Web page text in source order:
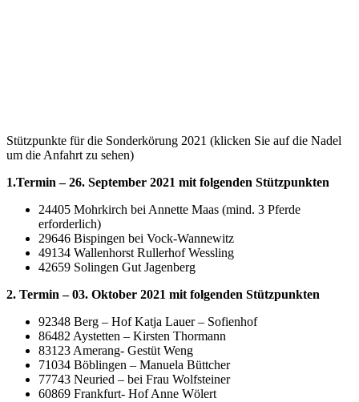
Stützpunkte für die Sonderkörung 2021 (klicken Sie auf die Nadel
um die Anfahrt zu sehen)
1.Termin – 26. September 2021 mit folgenden Stützpunkten
24405 Mohrkirch bei Annette Maas (mind. 3 Pferde
erforderlich)
29646 Bispingen bei Vock-Wannewitz
49134 Wallenhorst Rullerhof Wessling
42659 Solingen Gut Jagenberg
2. Termin – 03. Oktober 2021 mit folgenden Stützpunkten
92348 Berg – Hof Katja Lauer – Sofienhof
86482 Aystetten – Kirsten Thormann
83123 Amerang- Gestüt Weng
71034 Böblingen – Manuela Büttcher
77743 Neuried – bei Frau Wolfsteiner
60869 Frankfurt- Hof Anne Wölert